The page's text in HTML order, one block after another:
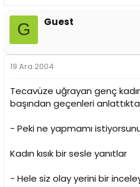
G Guest
19 Ara 2004
Tecavüze uğrayan genç kadın
başından geçenleri
- Peki ne yapmamı
Kadın kısık bir sesle yanıtlar
- Hele siz olay yerini bir